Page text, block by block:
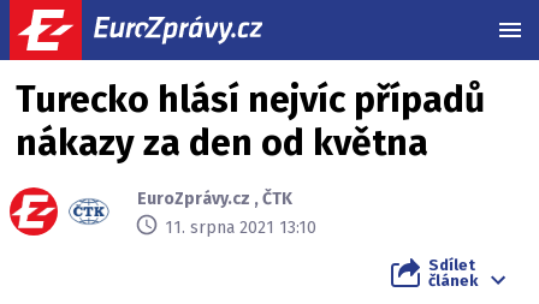
Turecko hlásí nejvíc případů
nákazy za den od května
EuroZprávy.cz ,ČTK
11. srpna 2021 13:10
Sdílet
článek